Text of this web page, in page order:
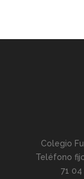
Colegio
Teléfono
71